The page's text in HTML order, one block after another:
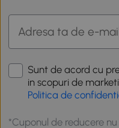
Sunt de acord cu
in scopuri de
Politica de
*Cuponul de reducere